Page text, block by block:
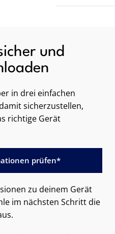
und
in drei einfachen
sicherzustellen,
richtige Gerät
prüfen*
zu deinem Gerät
im nächsten Schritt die